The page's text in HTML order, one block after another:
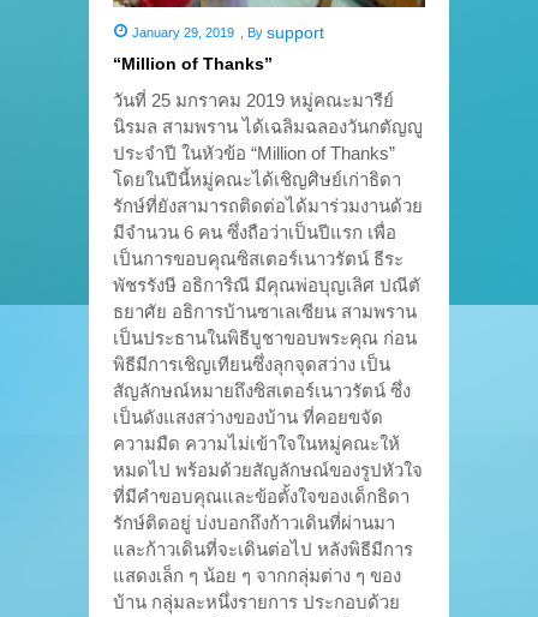
January 29, 2019 By support
“Million of Thanks”
วันที่ 25 มกราคม 2019 หมู่คณะมารีย์
นิรมล สามพราน ได้เฉลิมฉลองวันกตัญญู
ประจำปี ในหัวข้อ “Million of Thanks”
โดยในปีนี้หมู่คณะได้เชิญศิษย์เก่าธิดา
รักษ์ที่ยังสามารถติดต่อได้มาร่วมงานด้วย
มีจำนวน 6 คน ซึ่งถือว่าเป็นปีแรก เพื่อ
เป็นการขอบคุณซิสเตอร์เนาวรัตน์ ธีระ
พัชรรังษี อธิการิณี มีคุณพ่อบุญเลิศ ปณีตั
ธยาศัย อธิการบ้านซาเลเซียน สามพราน
เป็นประธานในพิธีบูชาขอบพระคุณ ก่อน
พิธีมีการเชิญเทียนซึ่งลุกจุดสว่าง เป็น
สัญลักษณ์หมายถึงซิสเตอร์เนาวรัตน์ ซึ่ง
เป็นดังแสงสว่างของบ้าน ที่คอยขจัด
ความมืด ความไม่เข้าใจในหมู่คณะให้
หมดไป พร้อมด้วยสัญลักษณ์ของรูปหัวใจ
ที่มีคำขอบคุณและข้อตั้งใจของเด็กธิดา
รักษ์ติดอยู่ บ่งบอกถึงก้าวเดินที่ผ่านมา
และก้าวเดินที่จะเดินต่อไป หลังพิธีมีการ
แสดงเล็ก ๆ น้อย ๆ จากกลุ่มต่าง ๆ ของ
บ้าน กลุ่มละหนึ่งรายการ ประกอบด้วย